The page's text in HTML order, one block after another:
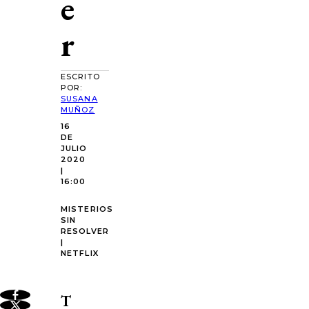
r
ESCRITO
POR:
SUSANA
MUÑOZ
16
DE
JULIO
2020
|
16:00
MISTERIOS
SIN
RESOLVER
|
NETFLIX
T